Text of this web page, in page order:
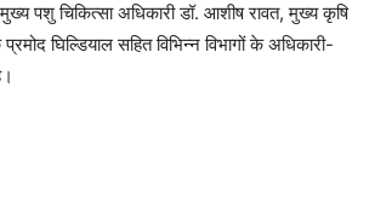
पशु चिकित्सा अधिकारी डॉ. आशीष रावत, मुख्य कृषि
घिल्डियाल सहित विभिन्न विभागों के अधिकारी-